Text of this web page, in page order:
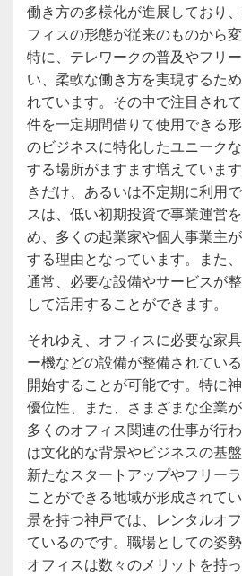
働き方の多様化が進展しており
フィスの形態が従来のものから
特に、テレワークの普及やフリ
い、柔軟な働き方を実現するた
れています。その中で注目され
件を一定期間借りて使用できる
のビジネスに特化したユニーク
する場所がますます増えていま
きだけ、あるいは不定期に利用
スは、低い初期投資で事業運営
め、多くの起業家や個人事業主
する理由となっています。また
通常、必要な設備やサービスが
して活用することができます。
それゆえ、オフィスに必要な家
ー機などの設備が整備されてい
開始することが可能です。特に
優位性、また、さまざまな企業が
多くのオフィス関連の仕事が行
は文化的な背景やビジネスの基
新たなスタートアップやフリー
ことができる地域が形成されて
景を持つ神戸では、レンタルオ
ているのです。職場としての姿
オフィスは数々のメリットを持っ